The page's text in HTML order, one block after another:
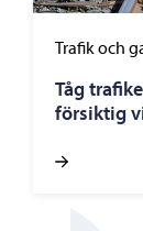
Trafik och
Tåg
försiktig